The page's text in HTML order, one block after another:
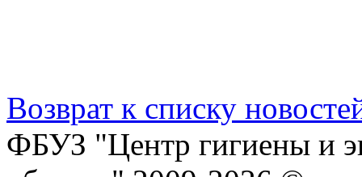
Возврат к списку
ФБУЗ "Центр гигиены и